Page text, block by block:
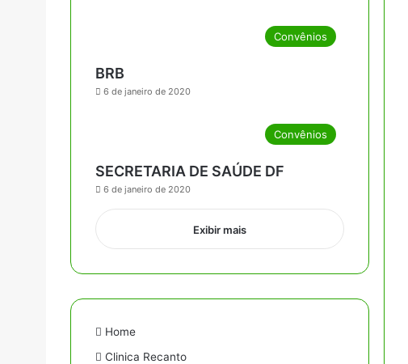
Convênios
BRB
6 de janeiro de 2020
Convênios
SECRETARIA DE SAÚDE DF
6 de janeiro de 2020
Exibir mais
Home
Clinica Recanto